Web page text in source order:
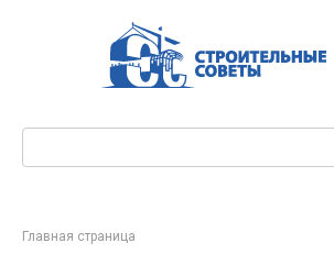
Главная страница